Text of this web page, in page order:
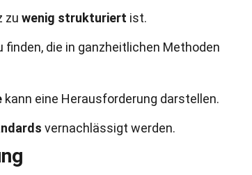
zu wenig strukturiert ist.
finden, die in ganzheitlichen Methoden
kann eine Herausforderung darstellen.
vernachlässigt werden.